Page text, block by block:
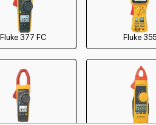
Fluke 377 FC Fluke 355